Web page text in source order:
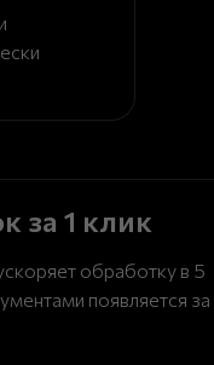
за 1 клик
обработку в 5
появляется за